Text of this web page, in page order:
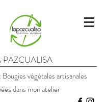
PAZCUALISA
végétales artisanales
dans mon atelier